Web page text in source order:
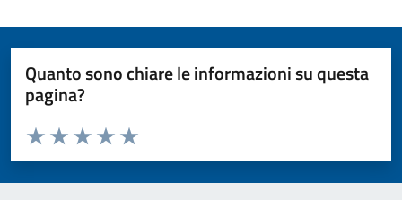
Quanto sono chiare le informazioni su questa
pagina?
Valuta da 1 a 5 stelle la pagina
Valuta 5 stelle su 5
Valuta 4 stelle su 5
Valuta 3 stelle su 5
Valuta 2 stelle su 5
Valuta 1 stelle su 5